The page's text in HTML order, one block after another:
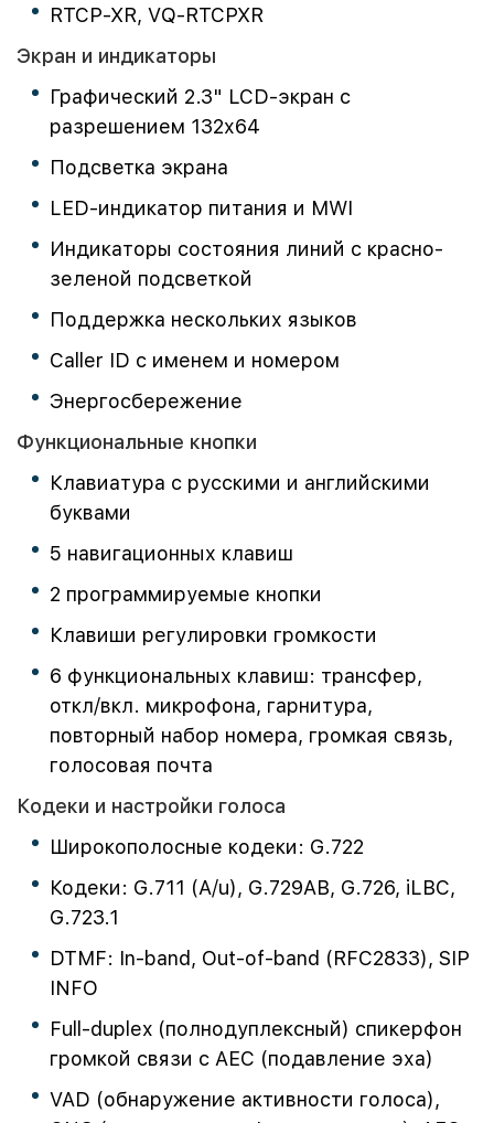
RTCP-XR, VQ-RTCPXR
Экран и индикаторы
Графический 2.3" LCD-экран с
разрешением 132х64
Подсветка экрана
LED-индикатор питания и MWI
Индикаторы состояния линий с красно-
зеленой подсветкой
Поддержка нескольких языков
Caller ID с именем и номером
Энергосбережение
Функциональные кнопки
Клавиатура с русскими и английскими
буквами
5 навигационных клавиш
2 программируемые кнопки
Клавиши регулировки громкости
6 функциональных клавиш: трансфер,
откл/вкл. микрофона, гарнитура,
повторный набор номера, громкая связь,
голосовая почта
Кодеки и настройки голоса
Широкополосные кодеки: G.722
Кодеки: G.711 (A/u), G.729AB, G.726, iLBC,
G.723.1
DTMF: In-band, Out-of-band (RFC2833), SIP
INFO
Full-duplex (полнодуплексный) спикерфон
громкой связи с AEC (подавление эха)
VAD (обнаружение активности голоса),